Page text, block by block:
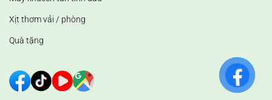
Xịt thơm vải / phòng
Quà tặng